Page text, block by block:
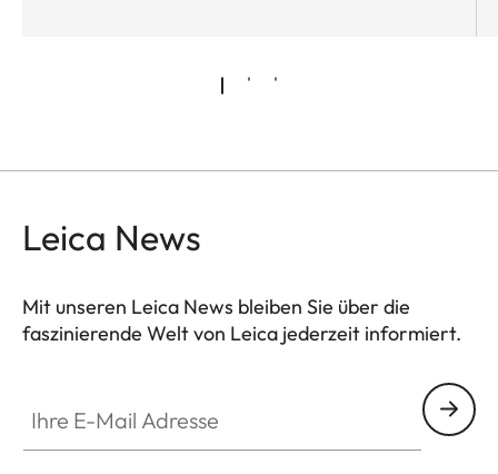
Leica News
Mit unseren Leica News bleiben Sie über die
faszinierende Welt von Leica jederzeit informiert.